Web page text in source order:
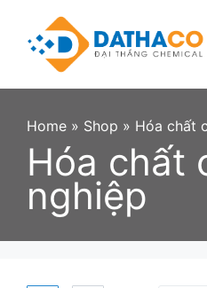
content
Home » Shop » Hóa chất
Hóa chất
nghiệp